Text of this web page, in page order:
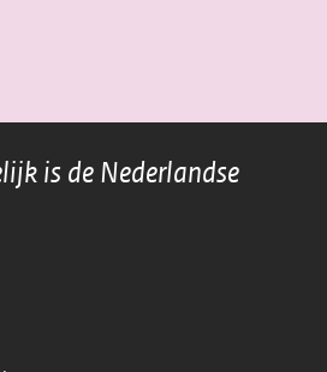
is de Nederlandse